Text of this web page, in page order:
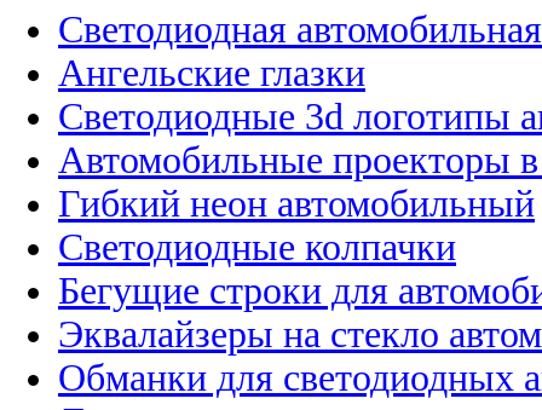
Светодиодная
Ангельские глазки
Светодиодные 3d логотипы
Автомобильные проекторы
Гибкий неон автомобильный
Светодиодные колпачки
Бегущие строки для
Эквалайзеры на стекло
Обманки для светодиодных